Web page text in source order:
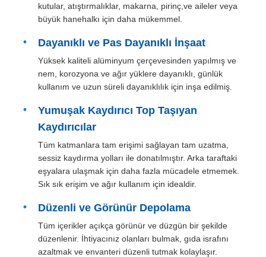
Ana sayfa
Ürünler
kutular, atıştırmalıklar, makarna, pirinç,ve aileler veya
büyük hanehalkı için daha mükemmel.
Dayanıklı ve Pas Dayanıklı İnşaat
Yüksek kaliteli alüminyum çerçevesinden yapılmış ve
nem, korozyona ve ağır yüklere dayanıklı, günlük
kullanım ve uzun süreli dayanıklılık için inşa edilmiş.
Yumuşak Kaydırıcı Top Taşıyan
Kaydırıcılar
Tüm katmanlara tam erişimi sağlayan tam uzatma,
sessiz kaydırma yolları ile donatılmıştır. Arka taraftaki
eşyalara ulaşmak için daha fazla mücadele etmemek.
Sık sık erişim ve ağır kullanım için idealdir.
Düzenli ve Görünür Depolama
Tüm içerikler açıkça görünür ve düzgün bir şekilde
düzenlenir. İhtiyacınız olanları bulmak, gıda israfını
azaltmak ve envanteri düzenli tutmak kolaylaşır.